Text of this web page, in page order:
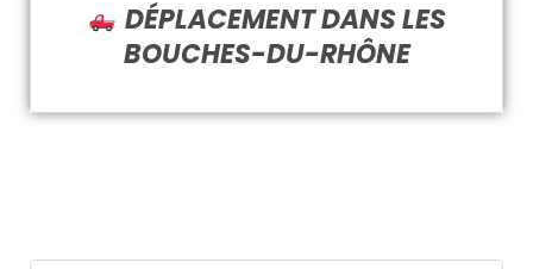
DÉPLACEMENT DANS LES
BOUCHES-DU-RHÔNE